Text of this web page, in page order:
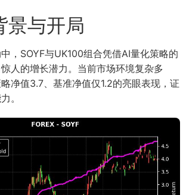
景与开局
，SOYF与UK100组合凭借AI量化策略的
人的增长潜力。当前市场环境复杂多
净值3.7、基准净值仅1.2的亮眼表现，证
。